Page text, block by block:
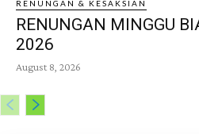
RENUNGAN & KESAKSIAN
RENUNGAN MINGGU
2026
August 8, 2026